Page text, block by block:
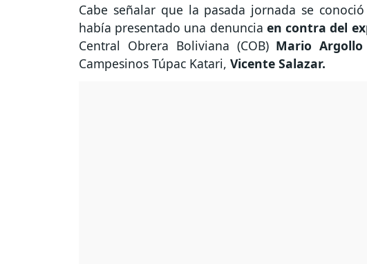
Cabe señalar que la pasada jornada se
había presentado una denuncia en contra del
Central Obrera Boliviana (COB) Mario Argollo
Campesinos Túpac Katari, Vicente Salazar.